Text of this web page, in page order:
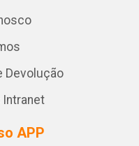
Devolução
APP